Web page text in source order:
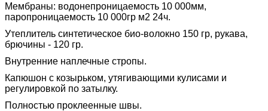
Мембраны: водонепроницаемость 10 000мм,
паропроницаемость 10 000гр м2 24ч.
Утеплитель синтетическое био-волокно 150 гр, рукава,
брючины - 120 гр.
Внутренние наплечные стропы.
Капюшон с козырьком, утягивающими кулисами и
регулировкой по затылку.
Полностью проклеенные швы.